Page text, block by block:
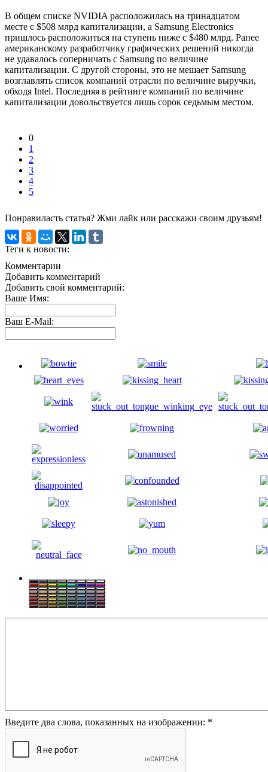
В общем списке NVIDIA расположилась на тринадцатом
месте с $508 млрд капитализации, а Samsung Electronics
пришлось расположиться на ступень ниже с $480 млрд. Ранее
американскому разработчику графических решений никогда
не удавалось соперничать с Samsung по величине
капитализации. С другой стороны, это не мешает Samsung
возглавлять список компаний отрасли по величине выручки,
обходя Intel. Последняя в рейтинге компаний по величине
капитализации довольствуется лишь сорок седьмым местом.
0
1
2
3
4
5
Понравиласть статья? Жми лайк или расскажи своим друзьям!
Теги к новости:
Комментарии
Добавить комментарий
Добавить свой комментарий:
Ваше Имя:
Ваш E-Mail:
Введите два слова, показанных на изображении: *